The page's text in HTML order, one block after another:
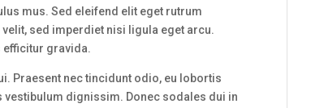
mus. Sed eleifend elit eget rutrum
sed imperdiet nisi ligula eget arcu.
gravida.
Praesent nec tincidunt odio, eu lobortis
vestibulum dignissim. Donec sodales dui in